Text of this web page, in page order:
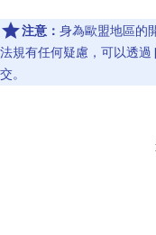
注意： 身為歐盟地區的
法規有任何疑慮，可以透
交。